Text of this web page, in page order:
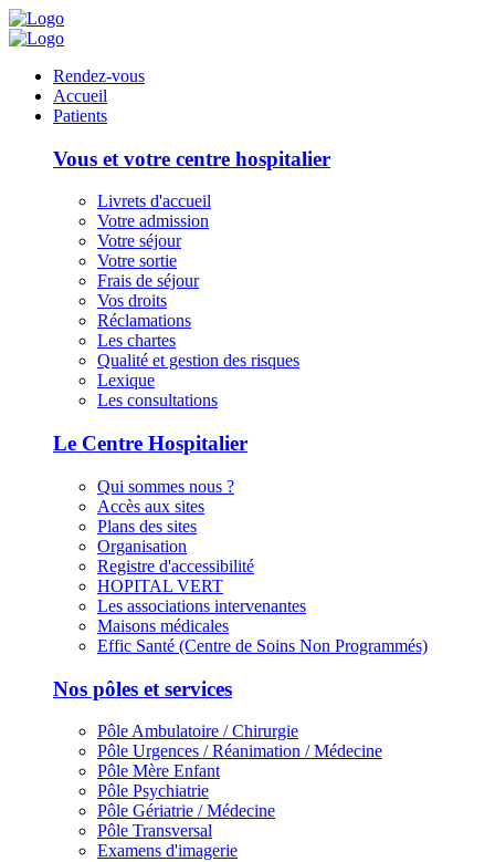
Rendez-vous
Accueil
Patients
Vous et votre centre hospitalier
Livrets d'accueil
Votre admission
Votre séjour
Votre sortie
Frais de séjour
Vos droits
Réclamations
Les chartes
Qualité et gestion des risques
Lexique
Les consultations
Le Centre Hospitalier
Qui sommes nous ?
Accès aux sites
Plans des sites
Organisation
Registre d'accessibilité
HOPITAL VERT
Les associations intervenantes
Maisons médicales
Effic Santé (Centre de Soins Non Programmés)
Nos pôles et services
Pôle Ambulatoire / Chirurgie
Pôle Urgences / Réanimation / Médecine
Pôle Mère Enfant
Pôle Psychiatrie
Pôle Gériatrie / Médecine
Pôle Transversal
Examens d'imagerie
Panneau de gestion des cookies